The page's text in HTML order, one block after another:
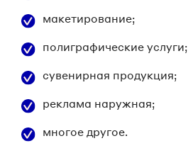
макетирование;
полиграфические услуги;
сувенирная продукция;
реклама наружная;
многое другое.